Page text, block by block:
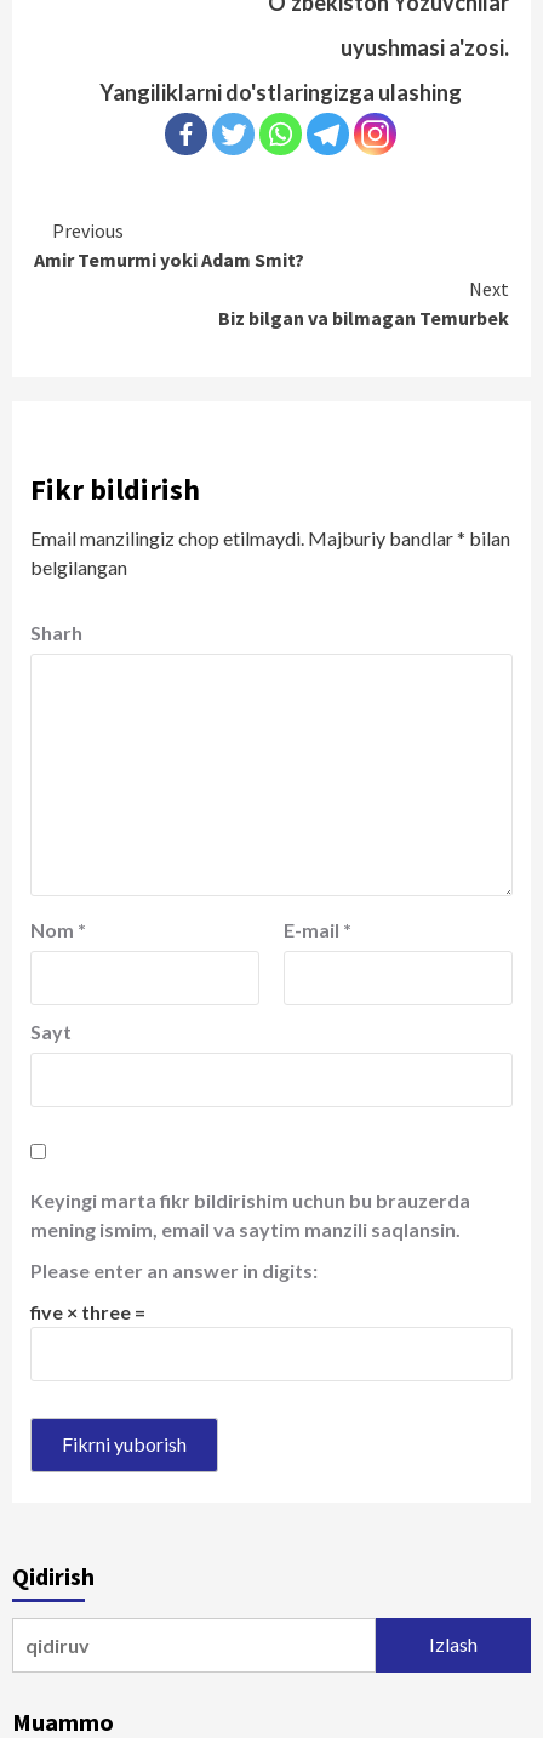
uyushmasi a'zosi.
Yangiliklarni do'stlaringizga ulashing
Continue
Reading
Previous
Amir Temurmi yoki Adam Smit?
Next
Biz bilgan va bilmagan Temurbek
Fikr bildirish
Email manzilingiz chop etilmaydi. Majburiy bandlar* bilan
belgilangan
Sharh
Nom * E-mail *
Sayt
Keyingi marta fikr bildirishim uchun bu brauzerda
mening ismim, email va saytim manzili saqlansin.
Please enter an answer in digits:
five × three =
Qidirish
Muammo